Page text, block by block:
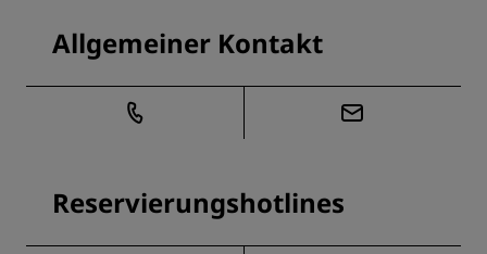
Allgemeiner Kontakt
Reservierungshotlines